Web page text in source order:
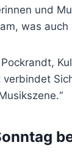
und
was auch
verbindet